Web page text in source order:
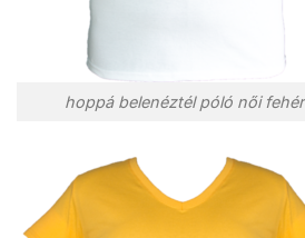
hoppá belenéztél póló női fehér